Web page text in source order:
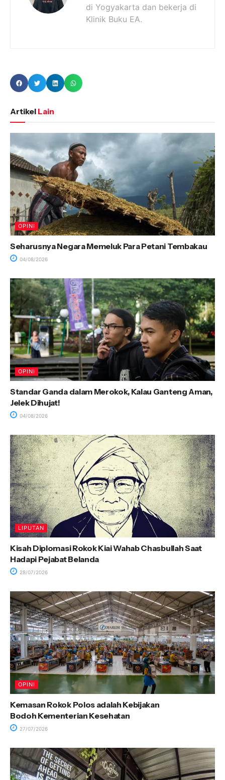
di Yogyakarta dan bekerja di
Klinik Buku EA.
Artikel Lain
OPINI
Seharusnya Negara Memeluk Para Petani Tembakau
04/08/2026
OPINI
Standar Ganda dalam Merokok, Kalau Ganteng Aman,
Jelek Dihujat!
04/08/2026
LIPUTAN
Kisah Diplomasi Rokok Kiai Wahab Chasbullah Saat
Hadapi Pejabat Belanda
28/07/2026
OPINI
Kemasan Rokok Polos adalah Kebijakan
Bodoh Kementerian Kesehatan
27/07/2026